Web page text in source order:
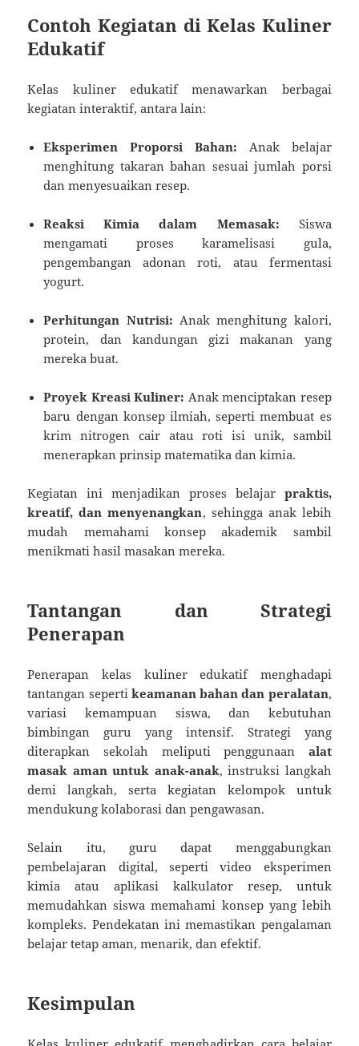
Contoh Kegiatan di Kelas Kuliner
Edukatif
Kelas kuliner edukatif menawarkan berbagai
kegiatan interaktif, antara lain:
Eksperimen Proporsi Bahan: Anak belajar
menghitung takaran bahan sesuai jumlah porsi
dan menyesuaikan resep.
Reaksi Kimia dalam Memasak: Siswa
mengamati proses karamelisasi gula,
pengembangan adonan roti, atau fermentasi
yogurt.
Perhitungan Nutrisi: Anak menghitung kalori,
protein, dan kandungan gizi makanan yang
mereka buat.
Proyek Kreasi Kuliner: Anak menciptakan resep
baru dengan konsep ilmiah, seperti membuat es
krim nitrogen cair atau roti isi unik, sambil
menerapkan prinsip matematika dan kimia.
Kegiatan ini menjadikan proses belajar praktis,
kreatif, dan menyenangkan, sehingga anak lebih
mudah memahami konsep akademik sambil
menikmati hasil masakan mereka.
Tantangan dan Strategi
Penerapan
Penerapan kelas kuliner edukatif menghadapi
tantangan seperti keamanan bahan dan peralatan,
variasi kemampuan siswa, dan kebutuhan
bimbingan guru yang intensif. Strategi yang
diterapkan sekolah meliputi penggunaan alat
masak aman untuk anak-anak, instruksi langkah
demi langkah, serta kegiatan kelompok untuk
mendukung kolaborasi dan pengawasan.
Selain itu, guru dapat menggabungkan
pembelajaran digital, seperti video eksperimen
kimia atau aplikasi kalkulator resep, untuk
memudahkan siswa memahami konsep yang lebih
kompleks. Pendekatan ini memastikan pengalaman
belajar tetap aman, menarik, dan efektif.
Kesimpulan